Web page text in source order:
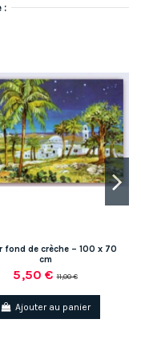
:
fond de crèche – 100 x 70
cm
5,50 €11,00 €
Ajouter au panier